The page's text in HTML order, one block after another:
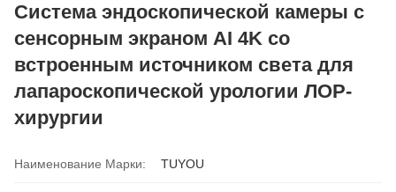
Система эндоскопической камеры с
сенсорным экраном AI 4K со
встроенным источником света для
лапароскопической урологии ЛОР-
хирургии
Наименование Марки: TUYOU